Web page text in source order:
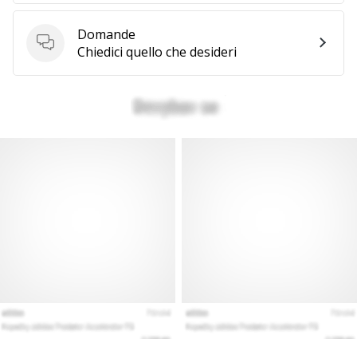
Domande
Domande
Chiedici quello che desideri